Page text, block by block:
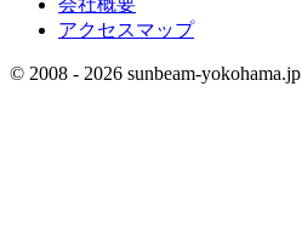
アクセスマップ
© 2008 - 2026 sunbeam-yokohama.jp